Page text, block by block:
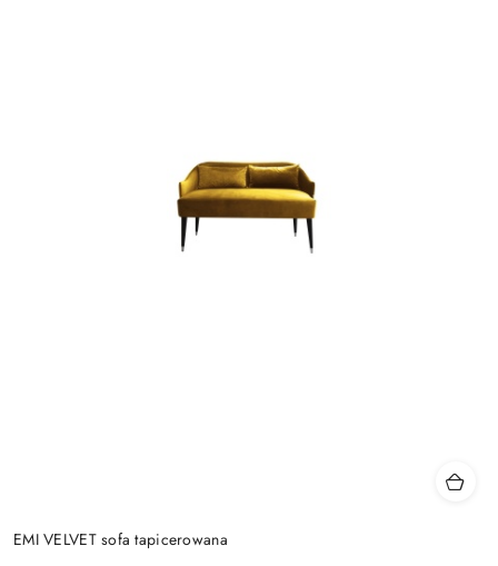
EMI VELVET sofa tapicerowana